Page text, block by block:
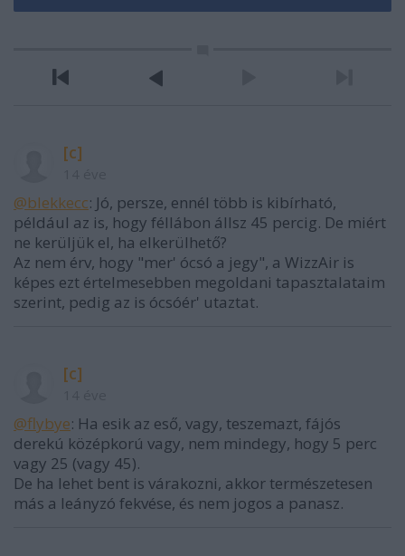
[c]
@blekkecc: Jó, persze, ennél több is kibírható,
például az is, hogy féllábon állsz 45 percig. De miért
ne kerüljük el, ha elkerülhető?
Az nem érv, hogy "mer' ócsó a jegy", a WizzAir is
képes ezt értelmesebben megoldani tapasztalataim
szerint, pedig az is ócsóér' utaztat.
[c]
@flybye: Ha esik az eső, vagy, teszemazt, fájós
derekú középkorú vagy, nem mindegy, hogy 5 perc
vagy 25 (vagy 45).
De ha lehet bent is várakozni, akkor természetesen
más a leányzó fekvése, és nem jogos a panasz.